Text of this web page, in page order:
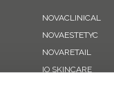
NOVACLINICAL
NOVAESTETYC
NOVARETAIL
IO SKINCARE